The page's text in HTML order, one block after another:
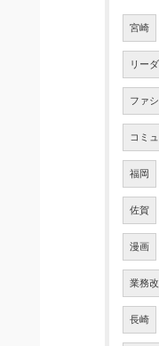
宮崎
リー
ファ
コミ
福岡
佐賀
漫画
業務
長崎